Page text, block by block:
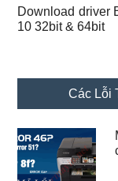
Download driver
10 32bit & 64bit
Các Lỗi